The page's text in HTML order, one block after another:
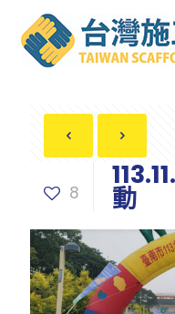
8 動